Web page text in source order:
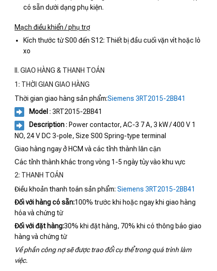
có sẵn dưới dạng phụ kiện.
Mạch điều khiển / phụ trợ
Kích thước từ S00 đến S12: Thiết bị đầu cuối vặn vít hoặc lò
xo
II. GIAO HÀNG & THANH TOÁN
1: THỜI GIAN GIAO HÀNG
Thời gian giao hàng sản phẩm:Siemens 3RT2015-2BB41
Model : 3RT2015-2BB41
Description: Power contactor, AC-3 7 A, 3 kW / 400 V 1
NO, 24 V DC 3-pole, Size S00 Spring-type terminal
Giao hàng ngay ở HCM và các tỉnh thành lân cận
Các tỉnh thành khác trong vòng 1-5 ngày tùy vào khu vực
2: THANH TOÁN
Điều khoản thanh toán sản phẩm: Siemens 3RT2015-2BB41
Đối với hàng có sẵn:100% trước khi hoặc ngay khi giao hàng
hóa và chứng từ
Đối với đặt hàng:30% khi đặt hàng, 70% khi có thông báo giao
hàng và chứng từ
Về phần công nợ sẽ được trao đổi cụ thể trong quá trình làm
việc.